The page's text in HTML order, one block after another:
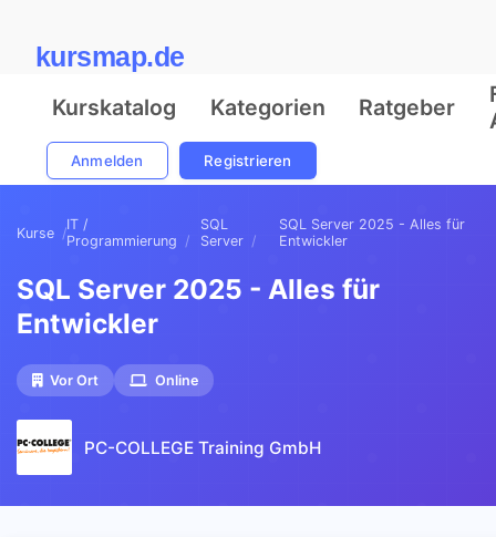
kursmap.de
Kurskatalog Kategorien Ratgeber
Anmelden Registrieren
Kurse
IT /
Programmierung
SQL
Server
SQL Server 2025 - Alles für
Entwickler
SQL Server 2025 - Alles für
Entwickler
Vor Ort Online
PC-COLLEGE Training GmbH